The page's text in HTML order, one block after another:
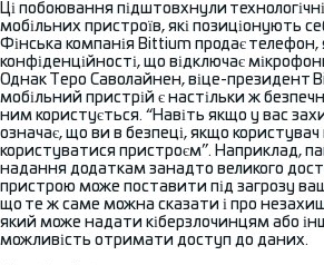
Ці побоювання підштовхнули
мобільних пристроїв, які позиціонують
Фінська компанія Bittium продає
конфіденційності, що відключає
Однак Теро Саволайнен, віце-президент
мобільний пристрій є настільки ж
ним користується. “Навіть якщо у вас
означає, що ви в безпеці, якщо користувач
користуватися пристроєм”. Наприклад,
надання додаткам занадто великого
пристрою може поставити під загрозу
що те ж саме можна сказати і про
який може надати кіберзлочинцям або
можливість отримати доступ до даних.